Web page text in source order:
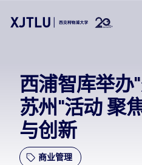
招生
科研
西浦智库举办
苏州"活动 聚
与创新
商业管理